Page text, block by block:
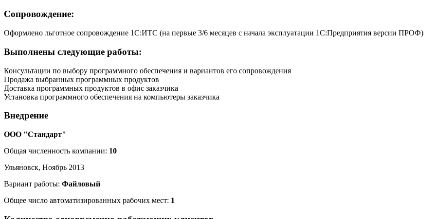
Сопровождение:
Оформлено льготное сопровождение 1С:ИТС (на первые 3/6 месяцев с начала эксплуатации 1С:Предприятия версии ПРОФ)
Выполнены следующие работы:
Консультации по выбору программного обеспечения и вариантов его сопровождения
Продажа выбранных программных продуктов
Доставка программных продуктов в офис заказчика
Установка программного обеспечения на компьютеры заказчика
Внедрение
ООО "Стандарт"
Общая численность компании: 10
Ульяновск, Ноябрь 2013
Вариант работы: Файловый
Общее число автоматизированных рабочих мест: 1